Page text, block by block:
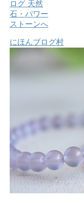
にほんブログ村